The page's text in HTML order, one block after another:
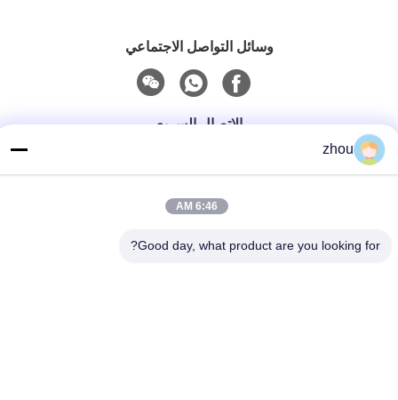
وسائل التواصل الاجتماعي
الاتصال السريع
الهاتف
sales@graceet.com
zhou
6:46 AM
Good day, what product are you looking for?